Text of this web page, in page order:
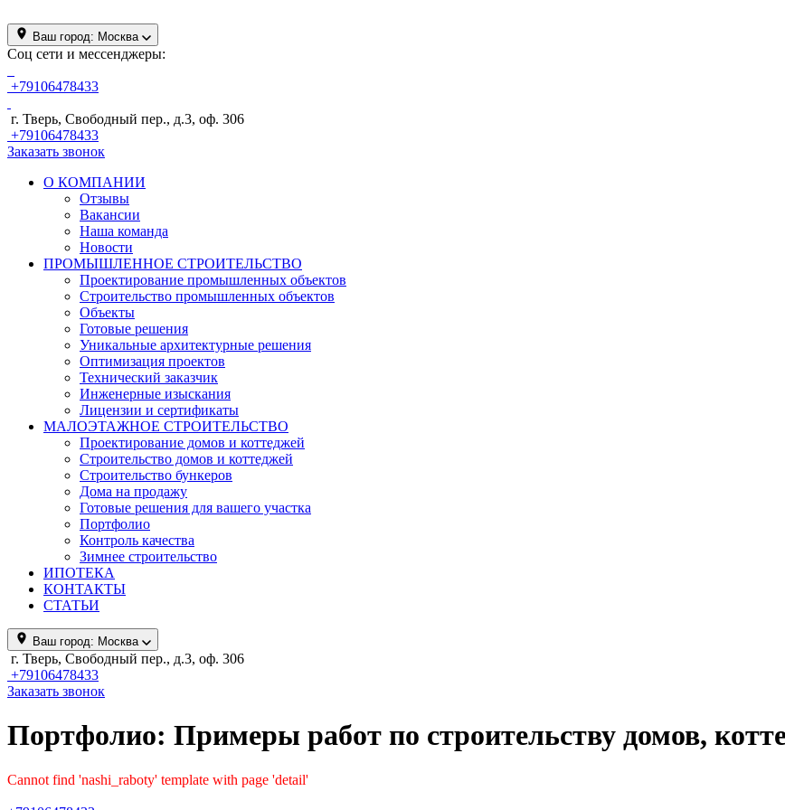
Ваш город: Москва
Соц сети и мессенджеры:
+79106478433
г. Тверь, Свободный пер., д.3, оф. 306
+79106478433
Заказать звонок
О КОМПАНИИ
Отзывы
Вакансии
Наша команда
Новости
ПРОМЫШЛЕННОЕ СТРОИТЕЛЬСТВО
Проектирование промышленных объектов
Строительство промышленных объектов
Объекты
Готовые решения
Уникальные архитектурные решения
Оптимизация проектов
Технический заказчик
Инженерные изыскания
Лицензии и сертификаты
МАЛОЭТАЖНОЕ СТРОИТЕЛЬСТВО
Проектирование домов и коттеджей
Строительство домов и коттеджей
Строительство бункеров
Дома на продажу
Готовые решения для вашего участка
Портфолио
Контроль качества
Зимнее строительство
ИПОТЕКА
КОНТАКТЫ
СТАТЬИ
Ваш город: Москва
г. Тверь, Свободный пер., д.3, оф. 306
+79106478433
Заказать звонок
Портфолио: Примеры работ по строительству домов,
Cannot find 'nashi_raboty' template with page 'detail'